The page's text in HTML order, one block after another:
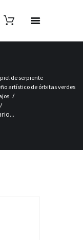
de serpiente
artístico de órbitas verdes